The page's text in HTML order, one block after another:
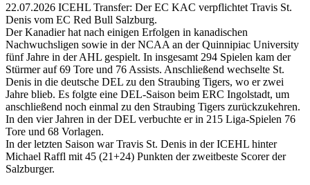
22.07.2026 ICEHL Transfer: Der EC KAC verpflichtet Travis St.
Denis vom EC Red Bull Salzburg.
Der Kanadier hat nach einigen Erfolgen in kanadischen
Nachwuchsligen sowie in der NCAA an der Quinnipiac University
fünf Jahre in der AHL gespielt. In insgesamt 294 Spielen kam der
Stürmer auf 69 Tore und 76 Assists. Anschließend wechselte St.
Denis in die deutsche DEL zu den Straubing Tigers, wo er zwei
Jahre blieb. Es folgte eine DEL-Saison beim ERC Ingolstadt, um
anschließend noch einmal zu den Straubing Tigers zurückzukehren.
In den vier Jahren in der DEL verbuchte er in 215 Liga-Spielen 76
Tore und 68 Vorlagen.
In der letzten Saison war Travis St. Denis in der ICEHL hinter
Michael Raffl mit 45 (21+24) Punkten der zweitbeste Scorer der
Salzburger.